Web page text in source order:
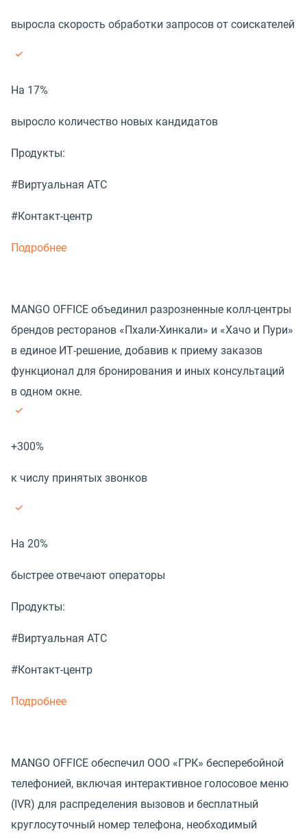
выросла скорость обработки запросов от соискателей
На 17%
выросло количество новых кандидатов
Продукты:
#Виртуальная АТС
#Контакт-центр
Подробнее
MANGO OFFICE объединил разрозненные колл-центры
брендов ресторанов «Пхали-Хинкали» и «Хачо и Пури»
в единое ИТ-решение, добавив к приему заказов
функционал для бронирования и иных консультаций
в одном окне.
+300%
к числу принятых звонков
На 20%
быстрее отвечают операторы
Продукты:
#Виртуальная АТС
#Контакт-центр
Подробнее
MANGO OFFICE обеспечил ООО «ГРК» бесперебойной
телефонией, включая интерактивное голосовое меню
(IVR) для распределения вызовов и бесплатный
круглосуточный номер телефона, необходимый